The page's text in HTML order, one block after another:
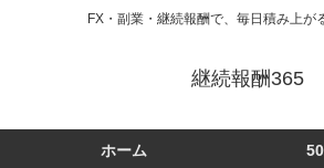
FX・副業・継続報酬で、毎日積み上が
継続報酬365
ホーム